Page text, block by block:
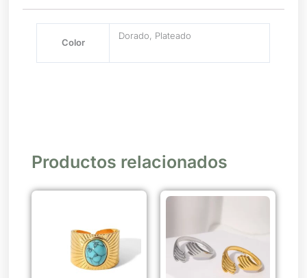
Color
Dorado, Plateado
Productos relacionados
Este
tiene
múltiples
variantes.